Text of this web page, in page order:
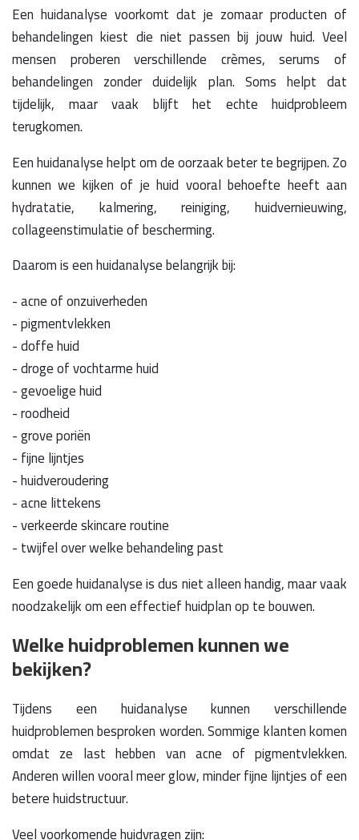
Een huidanalyse voorkomt dat je zomaar producten of
behandelingen kiest die niet passen bij jouw huid. Veel
mensen proberen verschillende crèmes, serums of
behandelingen zonder duidelijk plan. Soms helpt dat
tijdelijk, maar vaak blijft het echte huidprobleem
terugkomen.
Een huidanalyse helpt om de oorzaak beter te begrijpen. Zo
kunnen we kijken of je huid vooral behoefte heeft aan
hydratatie, kalmering, reiniging, huidvernieuwing,
collageenstimulatie of bescherming.
Daarom is een huidanalyse belangrijk bij:
- acne of onzuiverheden
- pigmentvlekken
- doffe huid
- droge of vochtarme huid
- gevoelige huid
- roodheid
- grove poriën
- fijne lijntjes
- huidveroudering
- acne littekens
- verkeerde skincare routine
- twijfel over welke behandeling past
Een goede huidanalyse is dus niet alleen handig, maar vaak
noodzakelijk om een effectief huidplan op te bouwen.
Welke huidproblemen kunnen we
bekijken?
Tijdens een huidanalyse kunnen verschillende
huidproblemen besproken worden. Sommige klanten komen
omdat ze last hebben van acne of pigmentvlekken.
Anderen willen vooral meer glow, minder fijne lijntjes of een
betere huidstructuur.
Veel voorkomende huidvragen zijn: